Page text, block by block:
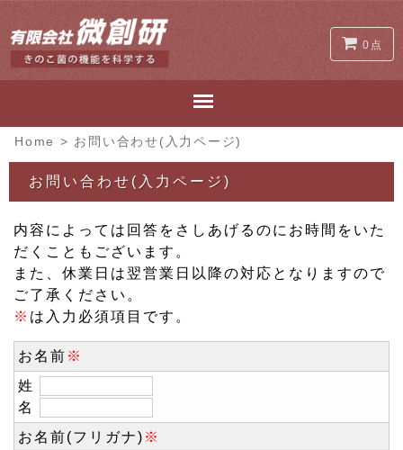
0点
Home > お問い合わせ(入力ページ)
お問い合わせ(入力ページ)
内容によっては回答をさしあげるのにお時間をいた
だくこともございます。
また、休業日は翌営業日以降の対応となりますので
ご了承ください。
※ は入力必須項目です。
お名前 ※
姓
名
お名前(フリガナ) ※